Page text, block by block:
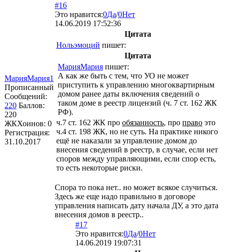
МарияМария1
Прописанный
Сообщений:
220 Баллов:
220
ЖКХоинов: 0
Регистрация:
31.10.2017
#16
Это нравится:0Да/0Нет
14.06.2019 17:52:36
Цитата
Нольэмоций пишет:
Цитата
МарияМария пишет:
А как же быть с тем, что УО не может
приступить к управлению многоквартирным
домом ранее даты включения сведений о
таком доме в реестр лицензий (ч. 7 ст. 162 ЖК
РФ).
ч.7 ст. 162 ЖК про обязанность, про право это
ч.4 ст. 198 ЖК, но не суть. На практике никого
ещё не наказали за управление домом до
внесения сведений в реестр, в случае, если нет
споров между управляющими, если спор есть,
то есть некоторые риски.
Спора то пока нет.. но может всякое случиться.
Здесь же еще надо правильно в договоре
управления написать дату начала ДУ, а это дата
внесения домов в реестр..
#17
Это нравится:0Да/0Нет
14.06.2019 19:07:31